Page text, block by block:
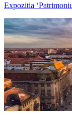
Expozitia